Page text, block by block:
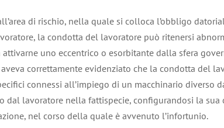
di rischio, nella quale si colloca l’obbligo
la condotta del lavoratore può ritenersi
uno eccentrico o esorbitante dalla sfera
correttamente evidenziato che la condotta del
connessi all’impiego di un macchinario diverso
lavoratore nella fattispecie, configurandosi la
nel corso della quale è avvenuto l’infortunio.